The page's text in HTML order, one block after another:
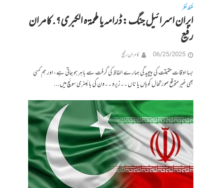
نقطہ نظر
ایران اسرائیل جنگ : ڈرامہ یا ملحمۃہ الکبری؟. کامران
رفیع
06/25/2025 کامران رفیع
بسا اوقات حقیقت کی پیچیدگی ہمارے الفاظ کی گرفت سے باہر ہو جاتی ہے، اور ہم کسی
بھی غیر متوقع صورتحال کو ہاں یا ناں ۔۔زیرو ۔۔ون کی بائینری سوئچ میں...